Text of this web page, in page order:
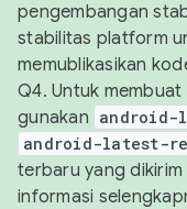
pengembangan
stabilitas platform
memublikasikan
Q4. Untuk
gunakan android-
android-latest-
terbaru yang dikirim
informasi